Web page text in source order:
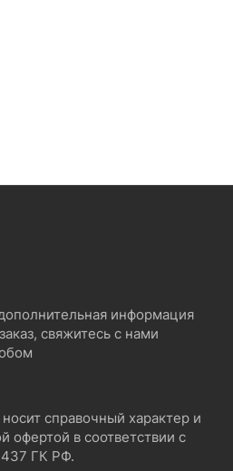
информация
свяжитесь с нами
справочный характер и
офертой в соответствии с
ГК РФ.